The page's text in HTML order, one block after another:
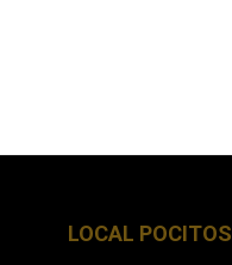
LOCAL POCITOS